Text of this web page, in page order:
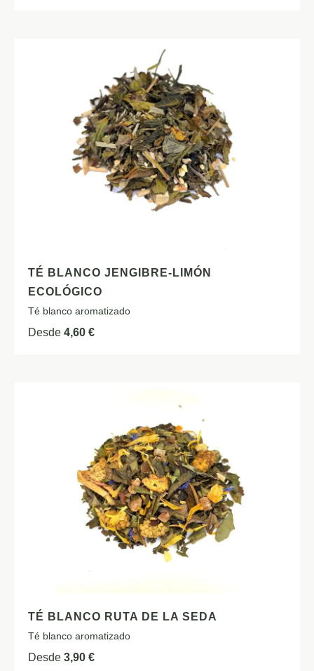
TÉ BLANCO JENGIBRE-LIMÓN
ECOLÓGICO
Té blanco aromatizado
Desde 4,60 €
TÉ BLANCO RUTA DE LA SEDA
Té blanco aromatizado
Desde 3,90 €